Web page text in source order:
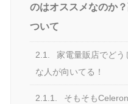
のはオススメなのか
ついて
2.1.
家電量販店でどう
な人が向いてる！
2.1.1. そもそも